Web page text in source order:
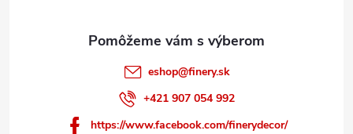
eshop@finery.sk
+421 907 054 992
https://www.facebook.com/finerydecor/